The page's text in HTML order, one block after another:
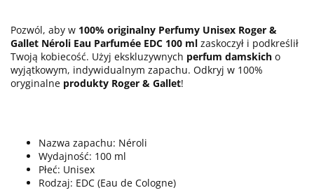
Pozwól, aby w 100% originalny Perfumy Unisex Roger &
Gallet Néroli Eau Parfumée EDC 100 ml zaskoczył i podkreślił
Twoją kobiecość. Użyj ekskluzywnych perfum damskich o
wyjątkowym, indywidualnym zapachu. Odkryj w 100%
oryginalne produkty Roger & Gallet!
Nazwa zapachu: Néroli
Wydajność: 100 ml
Płeć: Unisex
Rodzaj: EDC (Eau de Cologne)